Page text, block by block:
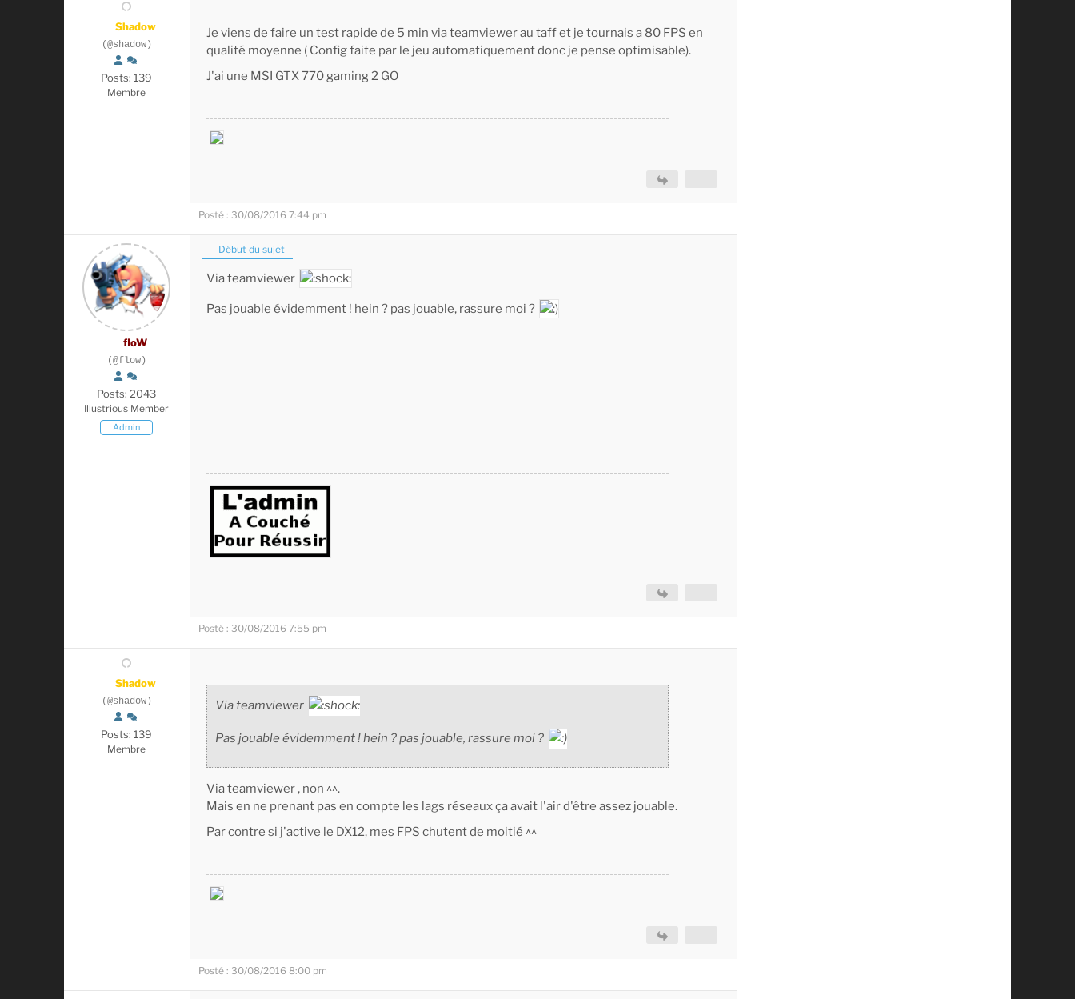
Shadow
(@shadow)
Posts: 139
Membre
Je viens de faire un test rapide de 5 min via teamviewer au taff et je tournais a 80 FPS en
qualité moyenne ( Config faite par le jeu automatiquement donc je pense optimisable).
J'ai une MSI GTX 770 gaming 2 GO
Posté : 30/08/2016 7:44 pm
floW
(@flow)
Posts: 2043
Illustrious Member
Admin
Début du sujet
Via teamviewer
Pas jouable évidemment ! hein ? pas jouable, rassure moi ?
Posté : 30/08/2016 7:55 pm
Shadow
(@shadow)
Posts: 139
Membre
Via teamviewer
Pas jouable évidemment ! hein ? pas jouable, rassure moi ?
Via teamviewer , non ^^.
Mais en ne prenant pas en compte les lags réseaux ça avait l'air d'être assez jouable.
Par contre si j'active le DX12, mes FPS chutent de moitié ^^
Posté : 30/08/2016 8:00 pm